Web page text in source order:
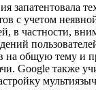
запатентовала
с учетом
в частности,
на общую тему и
Google также